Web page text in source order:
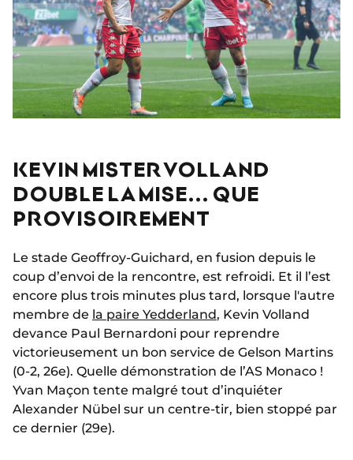
KEVIN MISTER VOLLAND
DOUBLE LA MISE... QUE
PROVISOIREMENT
Le stade Geoffroy-Guichard, en fusion depuis le
coup d’envoi de la rencontre, est refroidi. Et il l’est
encore plus trois minutes plus tard, lorsque l'autre
membre de la paire Yedderland, Kevin Volland
devance Paul Bernardoni pour reprendre
victorieusement un bon service de Gelson Martins
(0-2, 26e). Quelle démonstration de l’AS Monaco !
Yvan Maçon tente malgré tout d’inquiéter
Alexander Nübel sur un centre-tir, bien stoppé par
ce dernier (29e).